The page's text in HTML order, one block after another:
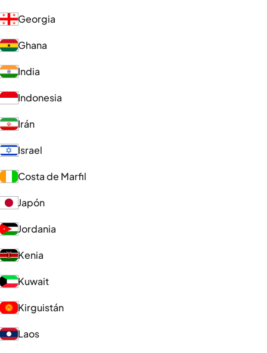
Georgia
Ghana
India
Indonesia
Irán
Israel
Costa de Marfil
Japón
Jordania
Kenia
Kuwait
Kirguistán
Laos